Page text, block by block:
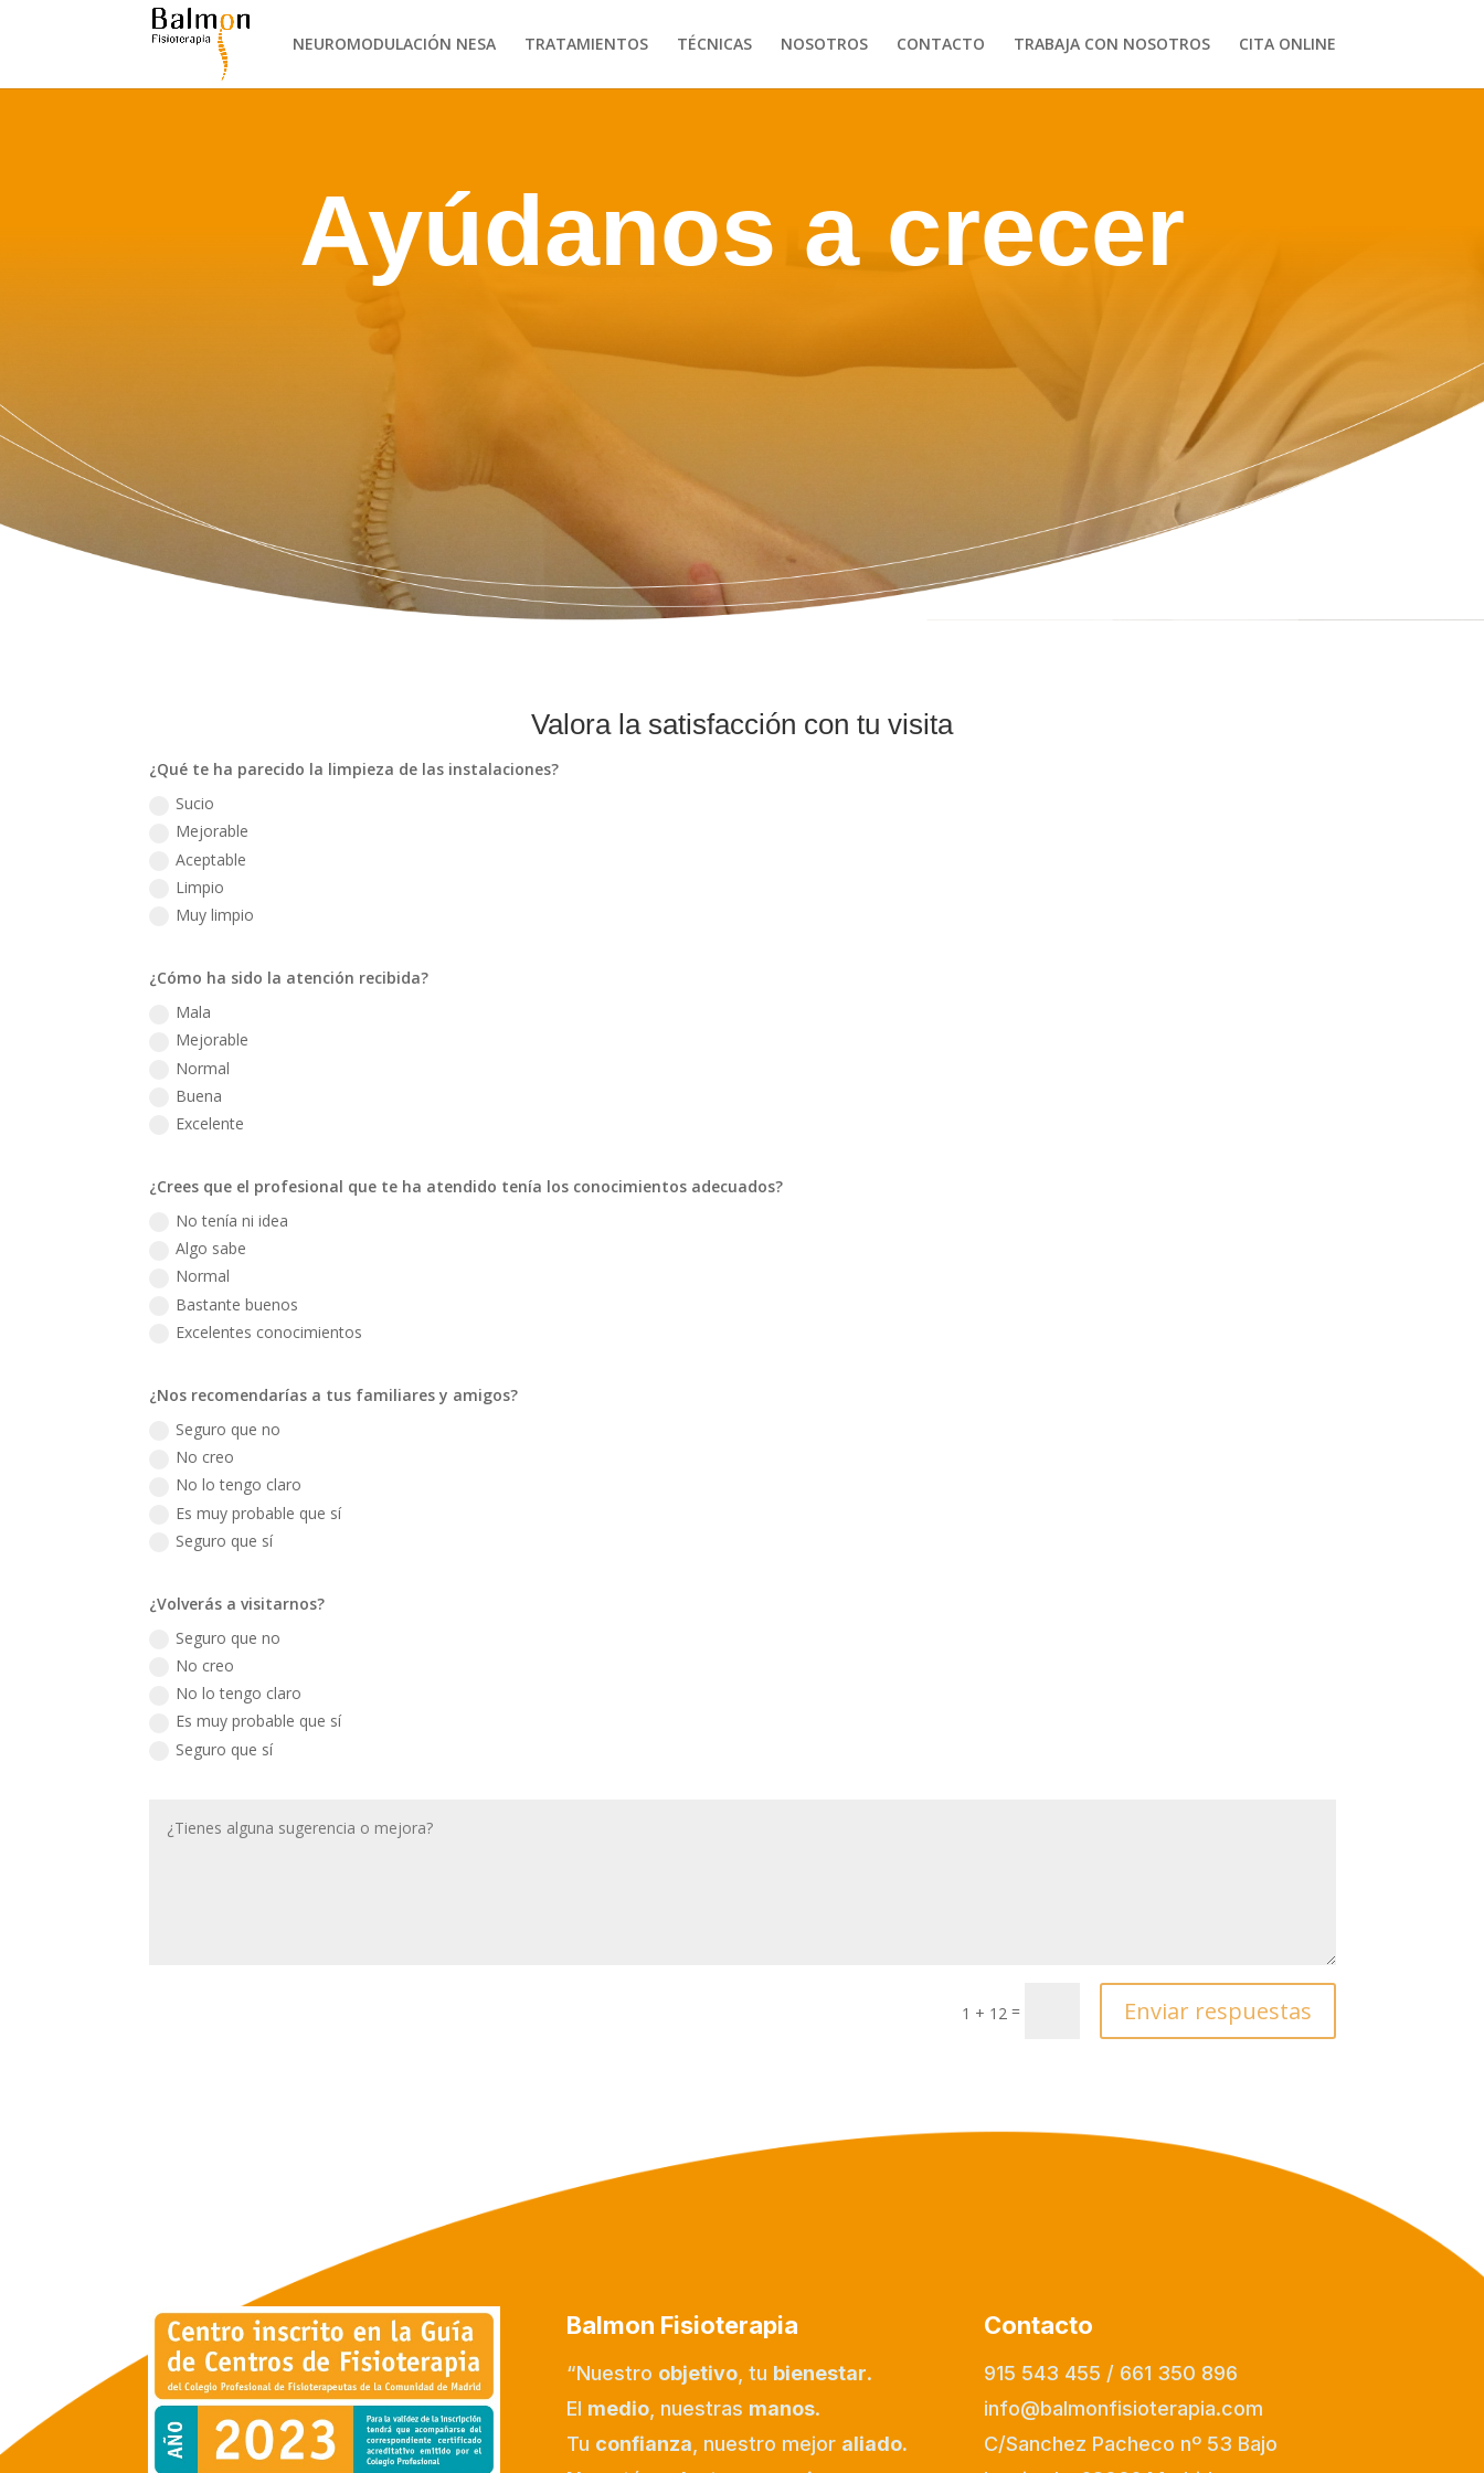
NEUROMODULACIÓN NESA TRATAMIENTOS TÉCNICAS NOSOTROS CONTACTO TRABAJA CON NOSOTROS CITA ONLINE
Ayúdanos a crecer
Valora la satisfacción con tu visita
¿Qué te ha parecido la limpieza de las instalaciones?
Sucio
Mejorable
Aceptable
Limpio
Muy limpio
¿Cómo ha sido la atención recibida?
Mala
Mejorable
Normal
Buena
Excelente
¿Crees que el profesional que te ha atendido tenía los conocimientos adecuados?
No tenía ni idea
Algo sabe
Normal
Bastante buenos
Excelentes conocimientos
¿Nos recomendarías a tus familiares y amigos?
Seguro que no
No creo
No lo tengo claro
Es muy probable que sí
Seguro que sí
¿Volverás a visitarnos?
Seguro que no
No creo
No lo tengo claro
Es muy probable que sí
Seguro que sí
1 + 12 = Enviar respuestas
Balmon Fisioterapia
“Nuestro objetivo, tu bienestar.
El medio, nuestras manos.
Tu confianza , nuestro mejor aliado.
Contacto
915 543 455 / 661 350 896
info@balmonfisioterapia.com
C/Sanchez Pacheco nº 53 Bajo